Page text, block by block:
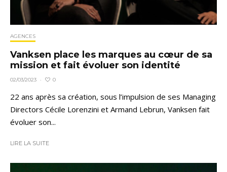
AGENCES
Vanksen place les marques au cœur de sa
mission et fait évoluer son identité
02/03/2023 · 0
22 ans après sa création, sous l’impulsion de ses Managing
Directors Cécile Lorenzini et Armand Lebrun, Vanksen fait
évoluer son...
LIRE LA SUITE